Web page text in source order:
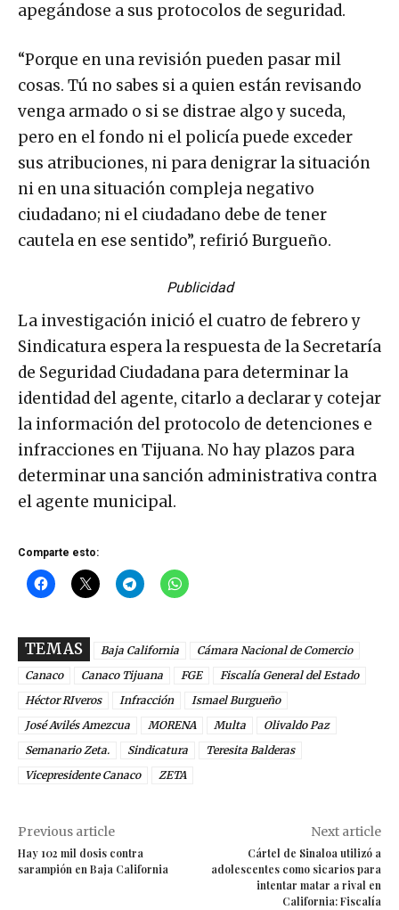
apegándose a sus protocolos de seguridad.
“Porque en una revisión pueden pasar mil
cosas. Tú no sabes si a quien están revisando
venga armado o si se distrae algo y suceda,
pero en el fondo ni el policía puede exceder
sus atribuciones, ni para denigrar la situación
ni en una situación compleja negativo
ciudadano; ni el ciudadano debe de tener
cautela en ese sentido”, refirió Burgueño.
Publicidad
La investigación inició el cuatro de febrero y
Sindicatura espera la respuesta de la Secretaría
de Seguridad Ciudadana para determinar la
identidad del agente, citarlo a declarar y cotejar
la información del protocolo de detenciones e
infracciones en Tijuana. No hay plazos para
determinar una sanción administrativa contra
el agente municipal.
Comparte esto:
TEMAS Baja California
Cámara Nacional de Comercio
Canaco
Canaco Tijuana FGE
Fiscalía General del Estado
Héctor RIveros
Infracción
Ismael Burgueño
José Avilés Amezcua
MORENA Multa
Olivaldo Paz
Semanario Zeta.
Sindicatura
Teresita Balderas
Vicepresidente Canaco
ZETA
Previous article
Hay 102 mil dosis contra
sarampión en Baja California
Next article
Cártel de Sinaloa utilizó a
adolescentes como sicarios para
intentar matar a rival en
California: Fiscalía